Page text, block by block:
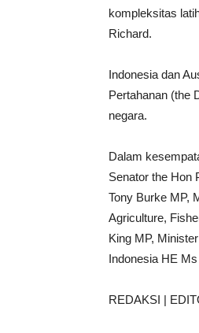
kompleksitas
Richard.
Indonesia dan
Pertahanan (the
negara.
Dalam
Senator the Hon
Tony Burke MP,
Agriculture,
King MP,
Indonesia HE
REDAKSI |